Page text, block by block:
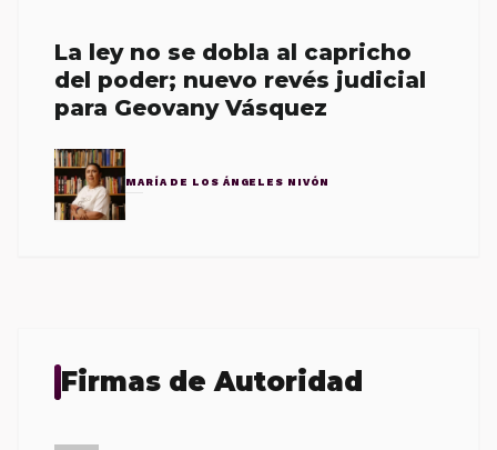
La ley no se dobla al capricho
del poder; nuevo revés judicial
para Geovany Vásquez
MARÍA DE LOS ÁNGELES NIVÓN
Firmas de Autoridad